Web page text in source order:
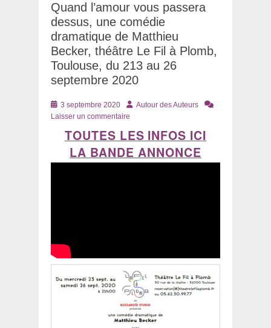
Quand l’amour vous passera
dessus, une comédie
dramatique de Matthieu
Becker, théâtre Le Fil à Plomb,
Toulouse, du 213 au 26
septembre 2020
Posté
le
3 septembre 2020 AuteurAutour des Auteurs
Laisser un commentaire
TOUTES LES INFOS ICI
LA BANDE ANNONCE